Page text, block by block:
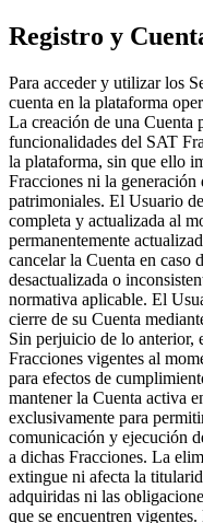
Registro y
Para acceder y utilizar los
cuenta en la plataforma
La creación de una Cuenta
funcionalidades del SAT
la plataforma, sin que ello
Fracciones ni la generación
patrimoniales. El Usuario
completa y actualizada al
permanentemente
cancelar la Cuenta en caso
desactualizada o
normativa aplicable. El
cierre de su Cuenta
Sin perjuicio de lo anterior,
Fracciones vigentes al
para efectos de
mantener la Cuenta activa
exclusivamente para
comunicación y ejecución
a dichas Fracciones. La
extingue ni afecta la
adquiridas ni las
que se encuentren